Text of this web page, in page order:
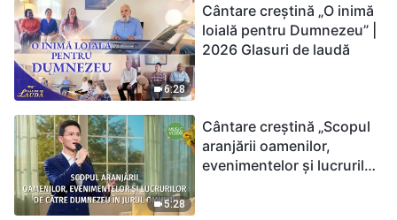
6:28
Cântare creștină „O inimă
loială pentru Dumnezeu” |
2026 Glasuri de laudă
5:28
Cântare creștină „Scopul
aranjării oamenilor,
evenimentelor și lucrurilor